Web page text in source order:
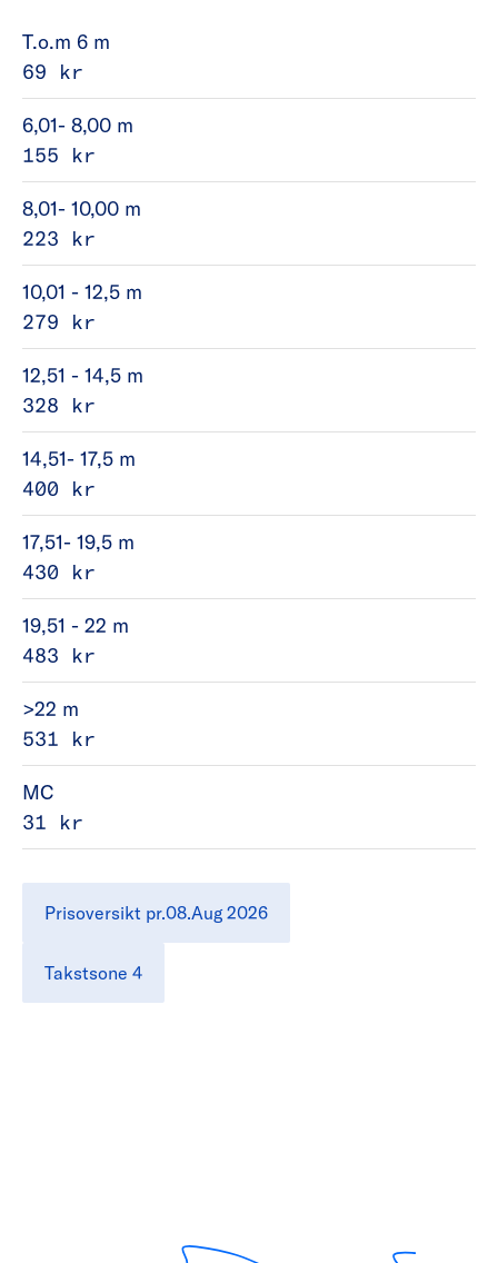
T.o.m 6 m
69 kr
6,01- 8,00 m
155 kr
8,01- 10,00 m
223 kr
10,01 - 12,5 m
279 kr
12,51 - 14,5 m
328 kr
14,51- 17,5 m
400 kr
17,51- 19,5 m
430 kr
19,51 - 22 m
483 kr
>22 m
531 kr
MC
31 kr
Prisoversikt pr.08.Aug 2026
Takstsone 4